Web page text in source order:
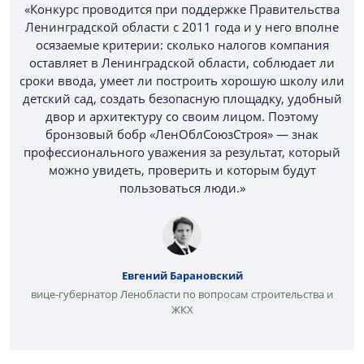
«Конкурс проводится при поддержке Правительства
Ленинградской области с 2011 года и у него вполне
осязаемые критерии: сколько налогов компания
оставляет в Ленинградской области, соблюдает ли
сроки ввода, умеет ли построить хорошую школу или
детский сад, создать безопасную площадку, удобный
двор и архитектуру со своим лицом. Поэтому
бронзовый бобр «ЛенОблСоюзСтроя» — знак
профессионального уважения за результат, который
можно увидеть, проверить и которым будут
пользоваться люди.»
Евгений Барановский
вице-губернатор Ленобласти по вопросам строительства и
ЖКХ